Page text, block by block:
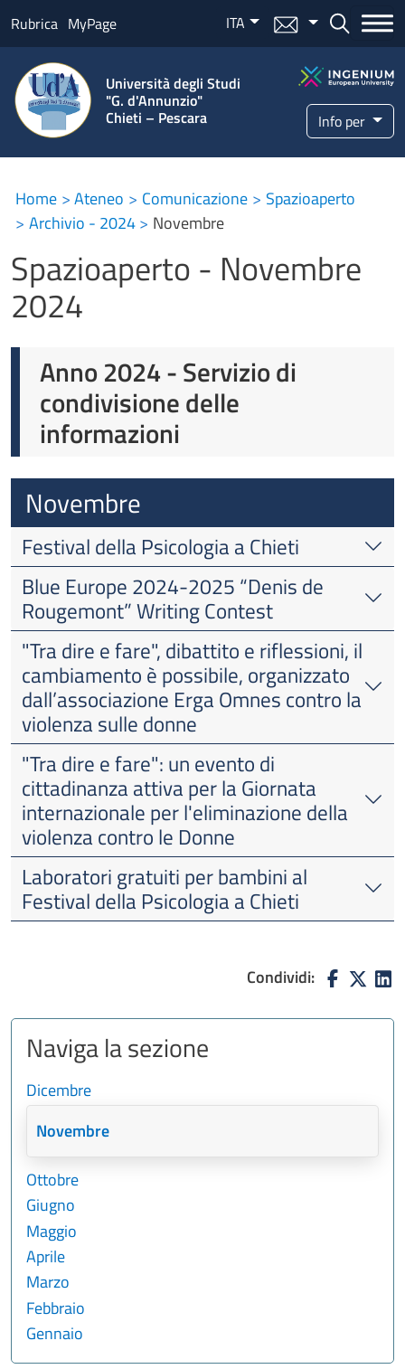
Salta al contenuto principale
Rubrica MyPage ITA Menu mail Bottone
Università degli Studi
"G. d'Annunzio"
Chieti – Pescara Info per
Home Ateneo Comunicazione
Spazioaperto
Archivio - 2024
Novembre
Spazioaperto - Novembre
2024
Anno 2024 - Servizio di
condivisione delle
informazioni
Novembre
Festival della Psicologia a Chieti
Blue Europe 2024-2025 “Denis de
Rougemont” Writing Contest
"Tra dire e fare", dibattito e riflessioni, il
cambiamento è possibile, organizzato
dall’associazione Erga Omnes contro la
violenza sulle donne
"Tra dire e fare": un evento di
cittadinanza attiva per la Giornata
internazionale per l'eliminazione della
violenza contro le Donne
Laboratori gratuiti per bambini al
Festival della Psicologia a Chieti
Condividi:
Naviga la sezione
Dicembre
Novembre
Ottobre
Giugno
Maggio
Aprile
Marzo
Febbraio
Gennaio